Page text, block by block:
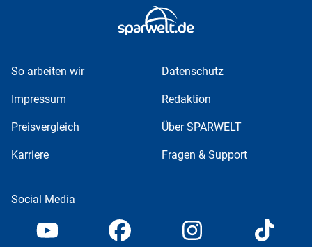
So arbeiten wir Datenschutz
Impressum Redaktion
Preisvergleich Über SPARWELT
Karriere Fragen & Support
Social Media